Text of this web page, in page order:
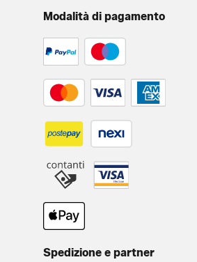
Modalità di pagamento
Spedizione e partner